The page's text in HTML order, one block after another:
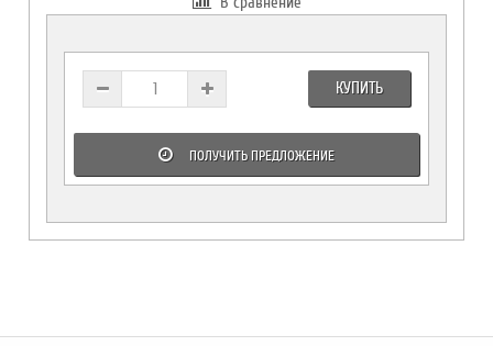
КУПИТЬ
ПОЛУЧИТЬ ПРЕДЛОЖЕНИЕ